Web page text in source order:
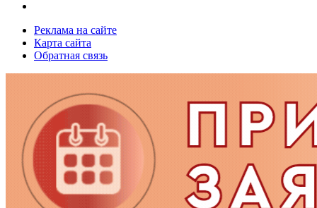
Реклама на сайте
Карта сайта
Обратная связь